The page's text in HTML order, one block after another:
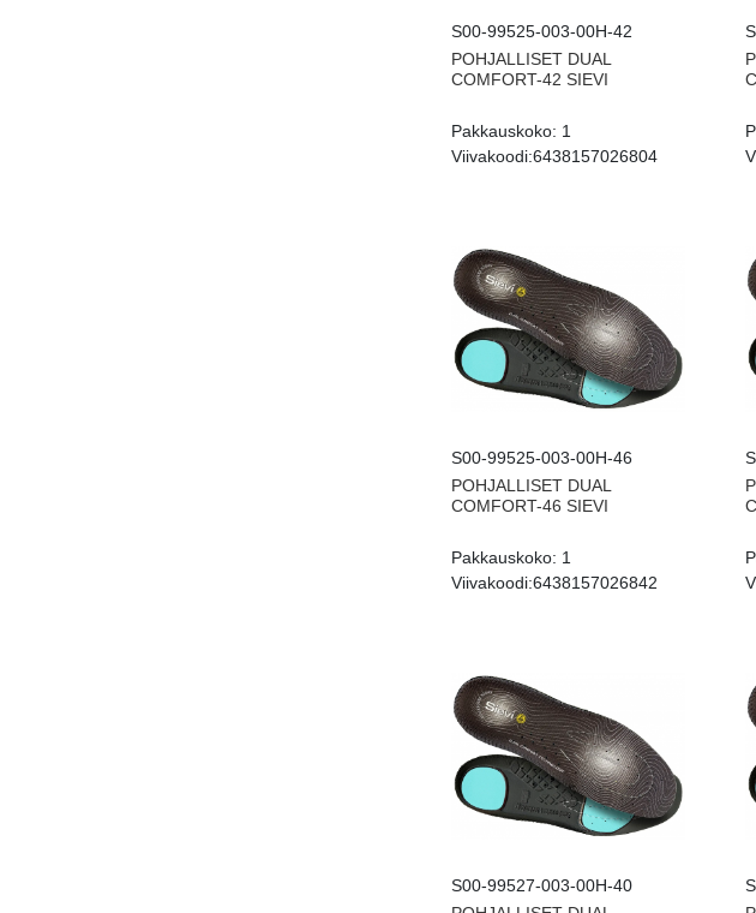
S00-99525-003-00H-42
POHJALLISET DUAL
COMFORT-42 SIEVI
Pakkauskoko: 1
Viivakoodi:6438157026804
S00-99525-003-00H-46
POHJALLISET DUAL
COMFORT-46 SIEVI
Pakkauskoko: 1
Viivakoodi:6438157026842
S00-99527-003-00H-40